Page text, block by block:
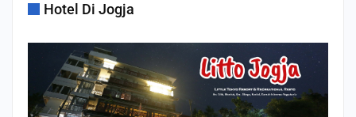
Hotel Di Jogja